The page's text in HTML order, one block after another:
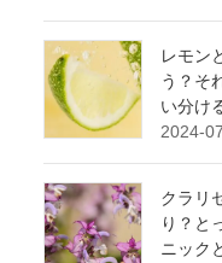
レモン
う？そ
い分け
2024-
クラリ
り？と
ニック